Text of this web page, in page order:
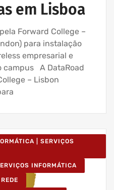
em Lisboa
Forward College –
para instalação
empresarial e
A DataRoad
– Lisbon
| SERVIÇOS
INFORMÁTICA